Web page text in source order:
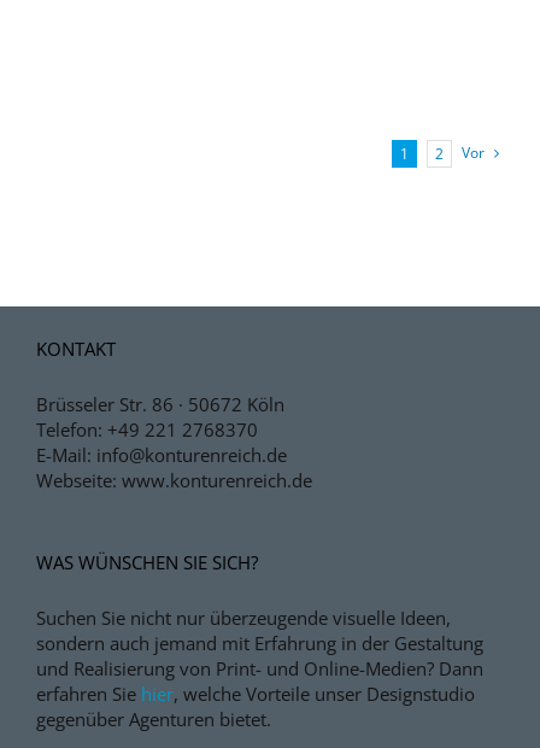
1 2 Vor
KONTAKT
Brüsseler Str. 86 · 50672 Köln
Telefon: +49 221 2768370
E-Mail: info@konturenreich.de
Webseite: www.konturenreich.de
WAS WÜNSCHEN SIE SICH?
Suchen Sie nicht nur überzeugende visuelle Ideen,
sondern auch jemand mit Erfahrung in der Gestaltung
und Realisierung von Print- und Online-Medien? Dann
erfahren Sie hier, welche Vorteile unser Designstudio
gegenüber Agenturen bietet.